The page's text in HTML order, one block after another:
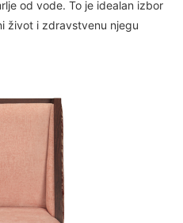
od vode. To je idealan izbor
život i zdravstvenu njegu